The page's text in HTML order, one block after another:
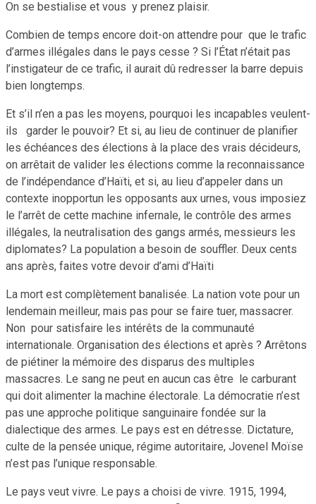
On se bestialise et vous y prenez plaisir.
Combien de temps encore doit-on attendre pour que le trafic
d’armes illégales dans le pays cesse ? Si l’État n’était pas
l’instigateur de ce trafic, il aurait dû redresser la barre depuis
bien longtemps.
Et s’il n’en a pas les moyens, pourquoi les incapables veulent-
ils garder le pouvoir? Et si, au lieu de continuer de planifier
les échéances des élections à la place des vrais décideurs,
on arrêtait de valider les élections comme la reconnaissance
de l’indépendance d’Haïti, et si, au lieu d’appeler dans un
contexte inopportun les opposants aux urnes, vous imposiez
le l’arrêt de cette machine infernale, le contrôle des armes
illégales, la neutralisation des gangs armés, messieurs les
diplomates? La population a besoin de souffler. Deux cents
ans après, faites votre devoir d’ami d’Haïti
La mort est complètement banalisée. La nation vote pour un
lendemain meilleur, mais pas pour se faire tuer, massacrer.
Non pour satisfaire les intérêts de la communauté
internationale. Organisation des élections et après ? Arrêtons
de piétiner la mémoire des disparus des multiples
massacres. Le sang ne peut en aucun cas être le carburant
qui doit alimenter la machine électorale. La démocratie n’est
pas une approche politique sanguinaire fondée sur la
dialectique des armes. Le pays est en détresse. Dictature,
culte de la pensée unique, régime autoritaire, Jovenel Moïse
n’est pas l’unique responsable.
Le pays veut vivre. Le pays a choisi de vivre. 1915, 1994,